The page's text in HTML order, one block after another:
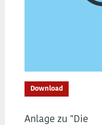
Download
Anlage zu "Die